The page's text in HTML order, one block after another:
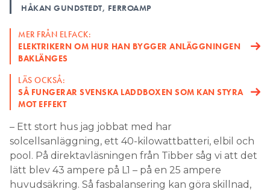
HÅKAN GUNDSTEDT, FERROAMP
MER FRÅN ELFACK:
ELEKTRIKERN OM HUR HAN BYGGER ANLÄGGNINGEN
BAKLÄNGES
LÄS OCKSÅ:
SÅ FUNGERAR SVENSKA LADDBOXEN SOM KAN STYRA
MOT EFFEKT
– Ett stort hus jag jobbat med har
solcellsanläggning, ett 40-kilowattbatteri, elbil och
pool. På direktavläsningen från Tibber såg vi att det
lätt blev 43 ampere på L1 – på en 25 ampere
huvudsäkring. Så fasbalansering kan göra skillnad,